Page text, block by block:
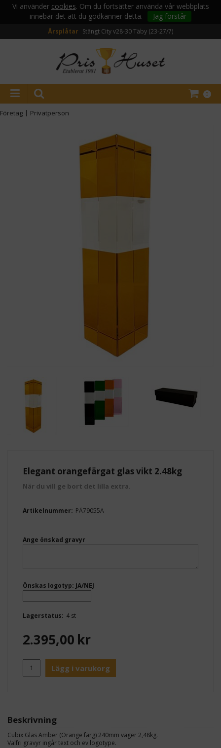
Vi använder cookies. Om du fortsätter använda vår webbplats
innebär det att du godkänner detta.
Jag förstår
Årsplåtar Stängt City v28-30Täby (23-27/7)
0
Företag | Privatperson
Elegant orangefärgat glas vikt 2.48kg
När du vill ge bort det lilla extra.
Artikelnummer: PÄ79055A
Ange önskad gravyr
Önskas logotyp: JA/NEJ
Lagerstatus: 4 st
2.395,00 kr
Lägg i varukorg
Beskrivning
Cubix Glas Amber (Orange färg) 240mm väger 2,48kg.
Valfri gravyr ingår text och ev logotype.